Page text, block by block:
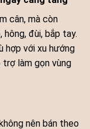
cân, mà còn
đùi, bắp tay.
hợp với xu hướng
làm gọn vùng
nên bán theo